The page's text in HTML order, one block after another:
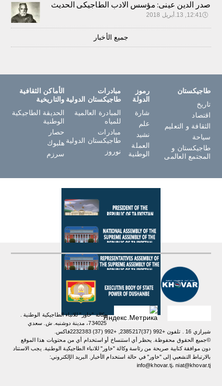
صدر الدين عينى: مؤسس الادب الطاجيكى الحديث
🕔12:41, 13.أبريل 2018
جميع الأخبار
طاجيكستان
تاريخ
اقتصاد
الثقافة و التعليم
سياحة
طاجيكستان و
المجتمع العالمى
رموز
الدولة
شارة
علم
نشيد
العملة
الوطنية
مبادرات
طاجيكستان الدولية
المبادرة العالمية
للمياه
مبادرات
طاجيكستان الدولية
نوروز
الأماكن الثقافية
والتاريخية
الحديقة الطاجيكية
الوطنية
حصار
هلبوك
سرزم
وكالة "خاور" للانباء الطاجيكية الوطنية .
734025، مدينة دوشنبه. ش. سعدي
شيرازي 16 . تلفون +992 (37)2385217, +992 (37) 2232383فاكس.
©جميع الحقوق محفوظة. يحظر أي استنساخ أو استخدام أي من محتويات هذا الموقع
دون موافقة كتابية صريحة من رئاسة وكالة "خاور" للانباء الطاجيكية الوطنية. یجب الاستناد
بالارتباط التشعبي إلى "خاور" في حالة استخدام الأخبار. البريد الإلكتروني:
info@khovar.tj، niat@khovar.tj